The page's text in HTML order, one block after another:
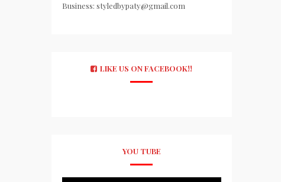
Business: styledbypaty@gmail.com
LIKE US ON FACEBOOK!!
YOU TUBE